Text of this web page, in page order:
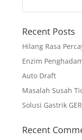
Recent Posts
Hilang Rasa
Enzim
Auto Draft
Masalah Susah
Solusi Gastrik
Recent